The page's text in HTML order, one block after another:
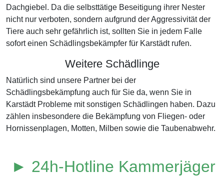
Dachgiebel. Da die selbsttätige Beseitigung ihrer Nester
nicht nur verboten, sondern aufgrund der Aggressivität der
Tiere auch sehr gefährlich ist, sollten Sie in jedem Falle
sofort einen Schädlingsbekämpfer für Karstädt rufen.
Weitere Schädlinge
Natürlich sind unsere Partner bei der
Schädlingsbekämpfung auch für Sie da, wenn Sie in
Karstädt Probleme mit sonstigen Schädlingen haben. Dazu
zählen insbesondere die Bekämpfung von Fliegen- oder
Hornissenplagen, Motten, Milben sowie die Taubenabwehr.
► 24h-Hotline Kammerjäger